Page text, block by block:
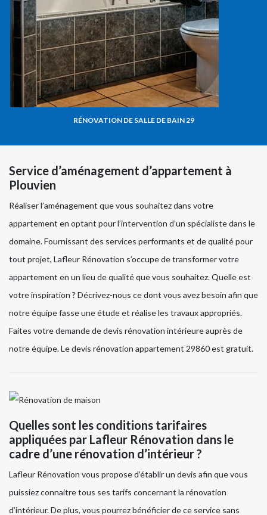
RÉNOVATION DE SALLE DE BAIN 29
Service d’aménagement d’appartement à
Plouvien
Réaliser l’aménagement que vous souhaitez dans votre
appartement en optant pour l’intervention d’un spécialiste dans le
domaine. Fournissant des services performants et de qualité pour
tout projet, Lafleur Rénovation s’occupe de transformer votre
appartement en un lieu de qualité que vous souhaitez. Quelle est
votre inspiration ? Décrivez-nous ce dont vous avez besoin afin que
notre équipe fasse une étude et réalise les travaux appropriés.
Faites votre demande de devis rénovation intérieure auprès de
notre équipe. Le devis rénovation appartement 29860 est gratuit.
Quelles sont les conditions tarifaires
appliquées par Lafleur Rénovation dans le
cadre d’une rénovation d’intérieur ?
Lafleur Rénovation vous propose d’établir un devis afin que vous
puissiez connaitre tous ses tarifs concernant la rénovation
d’intérieur. De plus, vous pourrez bénéficier de ce service sans